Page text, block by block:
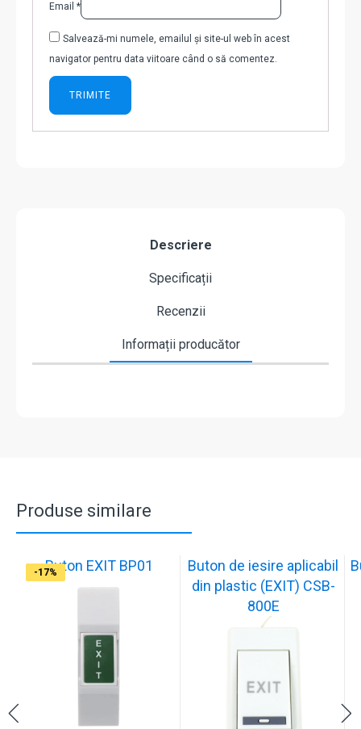
Email *
Salvează-mi numele, emailul și site-ul web în acest
navigator pentru data viitoare când o să comentez.
Descriere
Specificații
Recenzii
Informații producător
Produse similare
-17%Buton EXIT BP01
-17%
Buton de iesire aplicabil
din plastic (EXIT) CSB-
800E
-17%
-17%
-17%
-18%
-18%
-18%
-17%
-17%